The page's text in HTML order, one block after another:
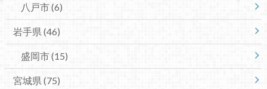
八戸市(6)
岩手県 (46)
盛岡市(15)
宮城県 (75)